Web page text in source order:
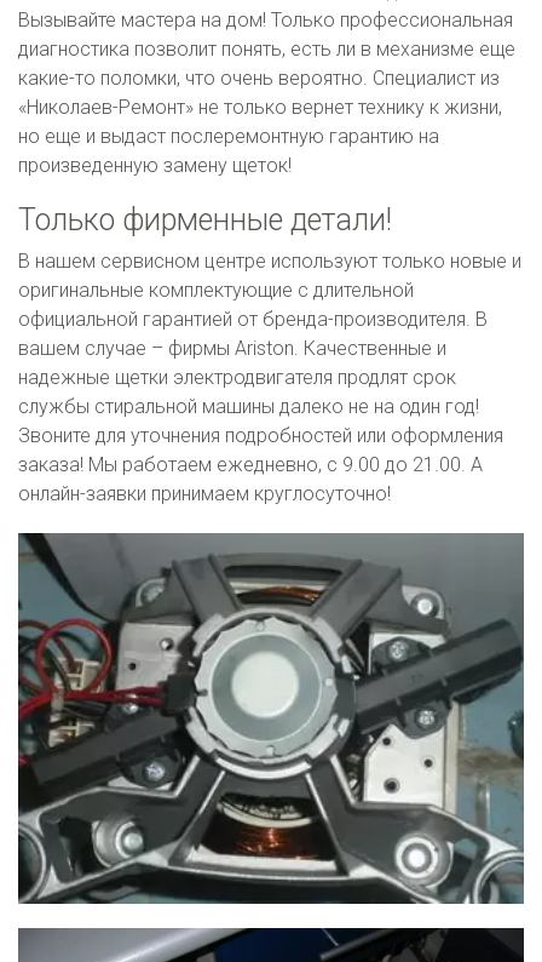
Вызывайте мастера на дом! Только профессиональная
диагностика позволит понять, есть ли в механизме еще
какие-то поломки, что очень вероятно. Специалист из
«Николаев-Ремонт» не только вернет технику к жизни,
но еще и выдаст послеремонтную гарантию на
произведенную замену щеток!
Только фирменные детали!
В нашем сервисном центре используют только новые и
оригинальные комплектующие с длительной
официальной гарантией от бренда-производителя. В
вашем случае – фирмы Ariston. Качественные и
надежные щетки электродвигателя продлят срок
службы стиральной машины далеко не на один год!
Звоните для уточнения подробностей или оформления
заказа! Мы работаем ежедневно, с 9.00 до 21.00. А
онлайн-заявки принимаем круглосуточно!